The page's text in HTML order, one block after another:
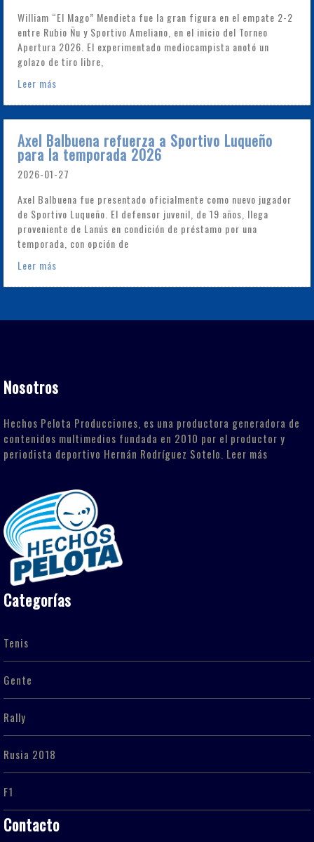
William “El Mago” Mendieta fue la gran figura en el empate 2-2
entre Rubio Ñu y Sportivo Ameliano, en el inicio del Torneo
Apertura 2026. El experimentado mediocampista anotó un
golazo de tiro libre,
Leer más
Axel Balbuena refuerza a Sportivo Luqueño
para la temporada 2026
2026-01-27
Axel Balbuena fue presentado oficialmente como nuevo jugador
de Sportivo Luqueño. El defensor juvenil, de 19 años, llega
proveniente de Lanús en condición de préstamo por una
temporada, con opción de
Leer más
Nosotros
Hechos Pelota Producciones, es una productora generadora de
contenidos multimedios fundada en 2010 por el productor y
periodista deportivo Hernán Rodríguez Sotelo. Leer más
Categorías
Tenis
Gente
Rally
Rusia 2018
F1
Contacto